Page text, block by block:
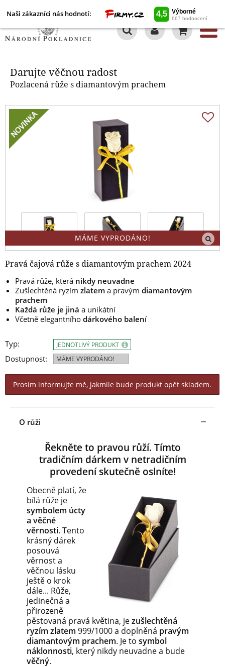
Naši zákazníci nás hodnotí:
Darujte věčnou radost
Pozlacená růže s diamantovým prachem
MÁME VYPRODÁNO!
Pravá čajová růže s diamantovým prachem 2024
Pravá růže, která nikdy neuvadne
Zušlechtěná ryzím zlatem a pravým diamantovým
prachem
Každá růže je jiná a unikátní
Včetně elegantního dárkového balení
Typ:
Dostupnost:
JEDNOTLIVÝ PRODUKT
MÁME VYPRODÁNO!
Prosím informujte mě, jakmile bude produkt opět skladem.
O růži
Řekněte to pravou růží. Tímto
tradičním dárkem v netradičním
provedení skutečně oslníte!
Obecně platí, že
bílá růže je
symbolem úcty
a věčné
věrnosti. Tento
krásný dárek
posouvá
věrnost a
věčnou lásku
ještě o krok
dále... Růže,
jedinečná a
přirozeně
pěstovaná pravá květina, jezušlechtěná
ryzím zlatem 999/1000 a doplněná pravým
diamantovým prachem. Je to symbol
náklonnosti, který nikdy neuvadne a bude
věčný.
Darujte věčnou radost